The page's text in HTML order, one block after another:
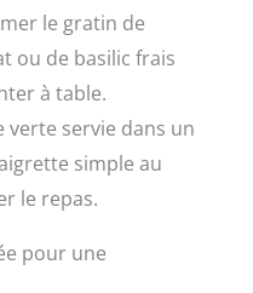
le gratin de
ou de basilic frais
à table.
verte servie dans un
simple au
le repas.
pour une